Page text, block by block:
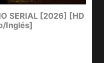
SERIAL [2026] [HD
Inglés]